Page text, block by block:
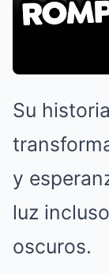
Su
y
luz
oscuros.